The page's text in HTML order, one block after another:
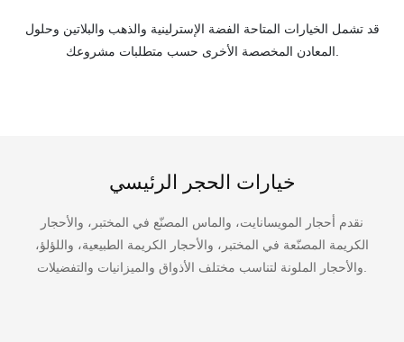
قد تشمل الخيارات المتاحة الفضة الإسترلينية والذهب والبلاتين وحلول
خيارات الحجر الرئيسي
نقدم أحجار المويسانايت، والماس المصنّع في المختبر، والأحجار
الكريمة المصنّعة في المختبر، والأحجار الكريمة الطبيعية، واللؤلؤ،